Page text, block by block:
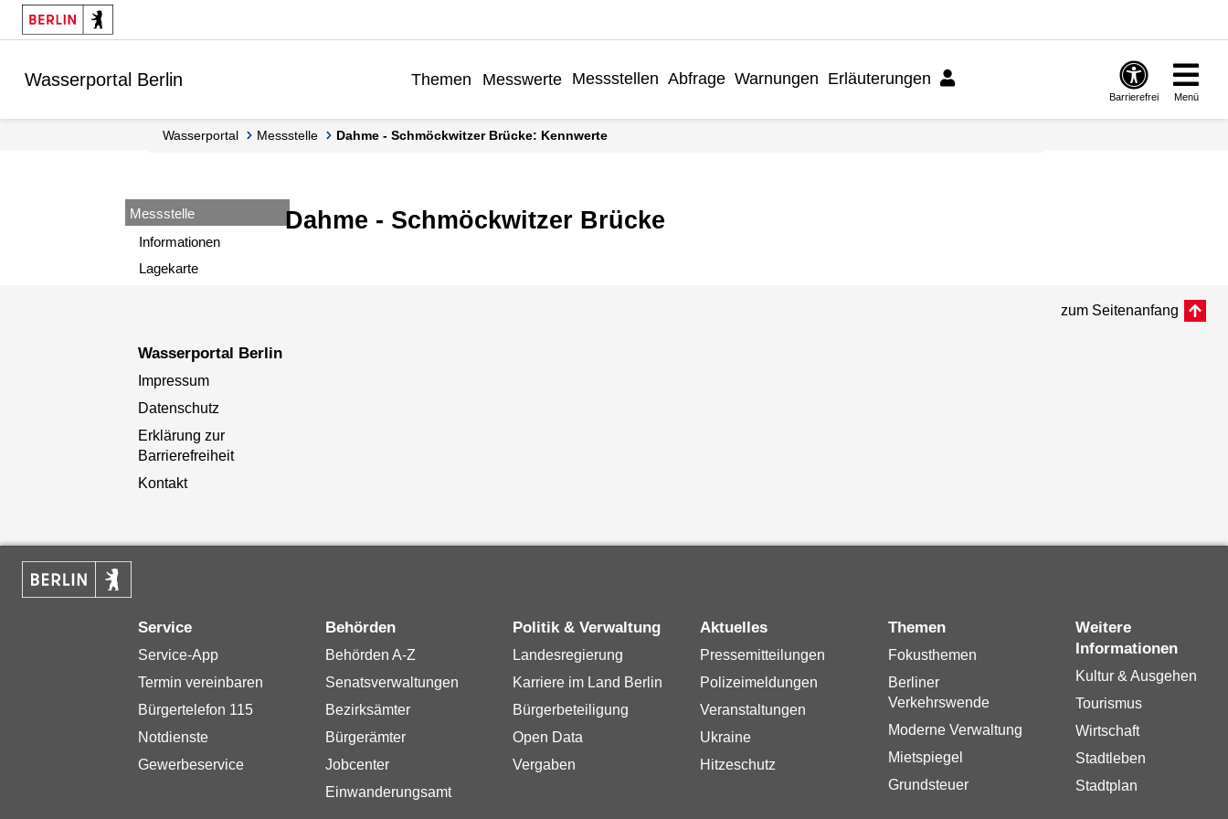
Springe zur Navigation
Springe zum Inhalt
Wasserportal Berlin Themen Messwerte Messstellen Abfrage Warnungen Erläuterungen
Barrierefrei Menü
Wasserportal Messstelle Dahme - Schmöckwitzer Brücke: Kennwerte
Messstelle
Informationen
Lagekarte
Dahme - Schmöckwitzer Brücke
zum Seitenanfang
Wasserportal Berlin
Impressum
Datenschutz
Erklärung zur
Barrierefreiheit
Kontakt
Service
Service-App
Termin vereinbaren
Bürgertelefon 115
Notdienste
Gewerbeservice
Behörden
Behörden A-Z
Senatsverwaltungen
Bezirksämter
Bürgerämter
Jobcenter
Einwanderungsamt
Politik & Verwaltung
Landesregierung
Karriere im Land Berlin
Bürgerbeteiligung
Open Data
Vergaben
Aktuelles
Pressemitteilungen
Polizeimeldungen
Veranstaltungen
Ukraine
Hitzeschutz
Themen
Fokusthemen
Berliner
Verkehrswende
Moderne Verwaltung
Mietspiegel
Grundsteuer
Weitere
Informationen
Kultur & Ausgehen
Tourismus
Wirtschaft
Stadtleben
Stadtplan